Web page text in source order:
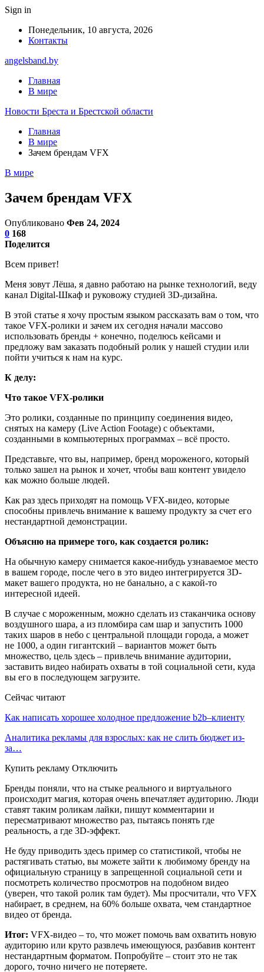
Sign in
Понедельник, 10 августа, 2026
Контакты
angelsband.by
Главная
В мире
Новости Бреста и Брестской области
Главная
В мире
Зачем брендам VFX
В мире
Зачем брендам VFX
Опубликовано Фев 24, 2024
0 168
Поделится
Всем привет!
Меня зовут Лёша, я давно работаю на рынке технологий, веду
канал Digital-Шкаф и руковожу студией 3D-дизайна.
В этой статье я хочу простым языком рассказать вам о том, что
такое VFX-ролики и зачем их сегодня начали массово
использовать бренды + конечно, поделюсь кейсами и
предложу вам заказать подобный ролик у нашей студии или
пойти учиться к нам на курс.
К делу:
Что такое VFX-ролики
Это ролики, созданные по принципу соединения видео,
снятых на камеру (Live Action Footage) с объектами,
созданными в компьютерных программах – всё просто.
Представьте, что вы, например, бренд мороженого, который
только зашел на рынок и хочет, чтобы ваш контент увидело
как можно больше людей.
Как раз здесь приходят на помощь VFX-видео, которые
способны привлечь внимание к вашему продукту за счет его
нестандартной демонстрации.
Объясню на примере того, как создается ролик:
На обычную камеру снимается какое-нибудь узнаваемое место
в вашем городе, после чего в это видео интегрируется 3D-
макет вашего продукта, но не банально, а с какой-то
интересной идеей.
В случае с мороженным, можно сделать из стаканчика основу
воздушного шара, а из пломбира сам шар и запустить 1000
таких шаров в небо с центральной площади города, а может
не 1000, а один гигантский – вариантов может быть
множество, цель здесь – привлечь внимание аудитории,
заставить видео набирать охваты в той социальной сети, куда
вы его в последующем загрузите.
Сейчас читают
Как написать хорошее холодное предложение b2b–клиенту
Аналитика рекламы для взрослых: как не слить бюджет из-
за…
Купить рекламу Отключить
Бренды поняли, что на стыке реального и виртуального
происходит магия, которая очень впечатляет аудиторию. Люди
ставят таким роликам лайки, пишут комментарии и
пересматривают множество раз, пытаясь понять где
реальность, а где 3D-эффект.
Не буду приводить здесь пример со статистикой, чтобы не
растягивать статью, вы можете зайти к любимому бренду на
официальную страницу в запрещенной социальной сети и
посмотреть количество просмотров на подобном видео
(уверен, что такой ролик там будет). Мы просчитали, что VFX
набирает, в среднем, на 60% больше охвата, чем стандартное
видео от бренда.
Итог: VFX-видео – то, что может помочь вам охватить новую
аудиторию или круто развлечь имеющуюся, разбавив контент
нестандартным форматом. Попробуйте – стоит это не так
дорого, точно ничего не потеряете.